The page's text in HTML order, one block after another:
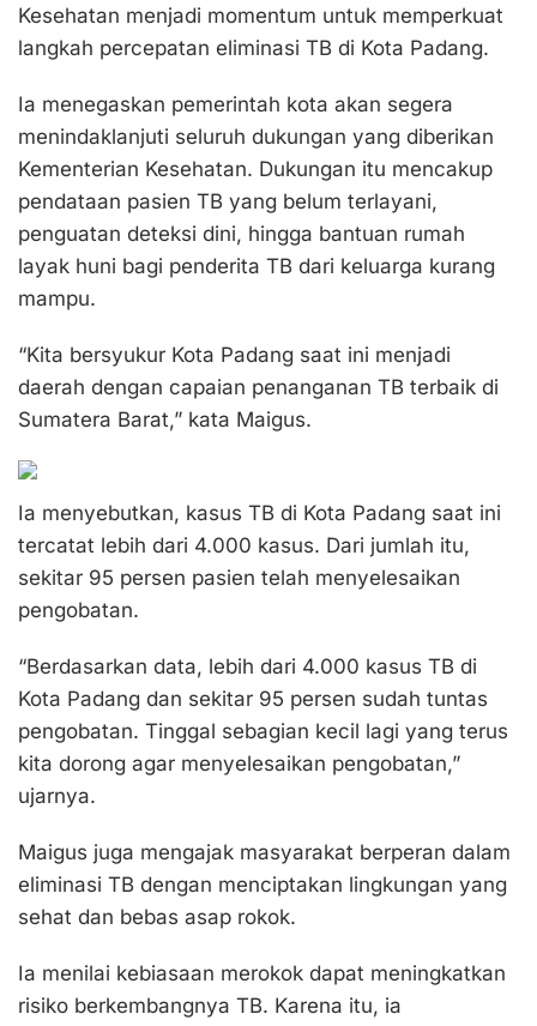
Kesehatan menjadi momentum untuk memperkuat
langkah percepatan eliminasi TB di Kota Padang.
Ia menegaskan pemerintah kota akan segera
menindaklanjuti seluruh dukungan yang diberikan
Kementerian Kesehatan. Dukungan itu mencakup
pendataan pasien TB yang belum terlayani,
penguatan deteksi dini, hingga bantuan rumah
layak huni bagi penderita TB dari keluarga kurang
mampu.
“Kita bersyukur Kota Padang saat ini menjadi
daerah dengan capaian penanganan TB terbaik di
Sumatera Barat,” kata Maigus.
Ia menyebutkan, kasus TB di Kota Padang saat ini
tercatat lebih dari 4.000 kasus. Dari jumlah itu,
sekitar 95 persen pasien telah menyelesaikan
pengobatan.
“Berdasarkan data, lebih dari 4.000 kasus TB di
Kota Padang dan sekitar 95 persen sudah tuntas
pengobatan. Tinggal sebagian kecil lagi yang terus
kita dorong agar menyelesaikan pengobatan,”
ujarnya.
Maigus juga mengajak masyarakat berperan dalam
eliminasi TB dengan menciptakan lingkungan yang
sehat dan bebas asap rokok.
Ia menilai kebiasaan merokok dapat meningkatkan
risiko berkembangnya TB. Karena itu, ia